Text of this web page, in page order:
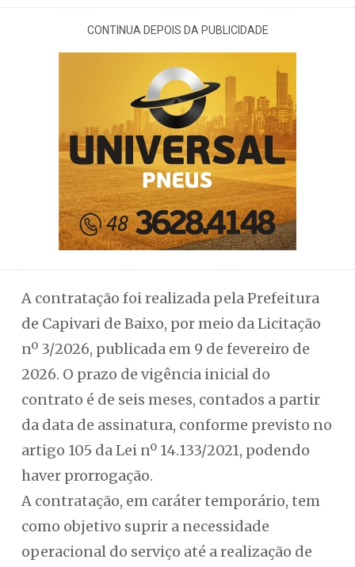
CONTINUA DEPOIS DA PUBLICIDADE
A contratação foi realizada pela Prefeitura
de Capivari de Baixo, por meio da Licitação
nº 3/2026, publicada em 9 de fevereiro de
2026. O prazo de vigência inicial do
contrato é de seis meses, contados a partir
da data de assinatura, conforme previsto no
artigo 105 da Lei nº 14.133/2021, podendo
haver prorrogação.
A contratação, em caráter temporário, tem
como objetivo suprir a necessidade
operacional do serviço até a realização de